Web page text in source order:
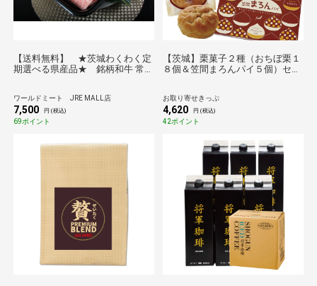
【送料無料】 ★茨城わくわく定
期選べる県産品★ 銘柄和牛 常陸
ワールドミート JRE MALL店
7,500 円 (税込)
69ポイント
【茨城】栗菓子２種（おちぼ栗１
８個＆笠間まろんパイ５個）セッ
お取り寄せきっぷ
4,620 円 (税込)
42ポイント